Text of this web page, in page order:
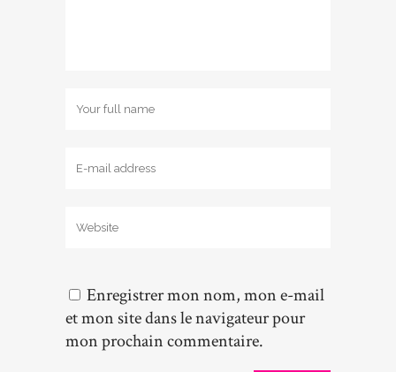
Enregistrer mon nom, mon e-mail
et mon site dans le navigateur pour
mon prochain commentaire.